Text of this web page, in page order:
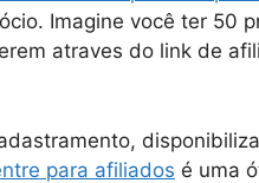
Imagine você ter 50
atraves do link de
para afiliados é uma